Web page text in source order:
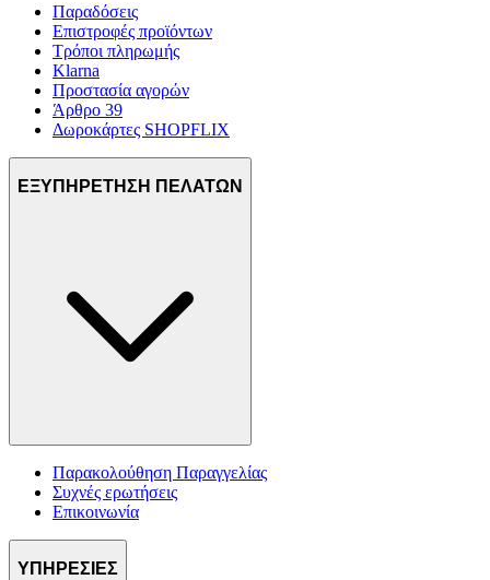
Παραδόσεις
Επιστροφές προϊόντων
Τρόποι πληρωμής
Klarna
Προστασία αγορών
Άρθρο 39
Δωροκάρτες SHOPFLIX
ΕΞΥΠΗΡΕΤΗΣΗ ΠΕΛΑΤΩΝ
Παρακολούθηση Παραγγελίας
Συχνές ερωτήσεις
Επικοινωνία
ΥΠΗΡΕΣΙΕΣ